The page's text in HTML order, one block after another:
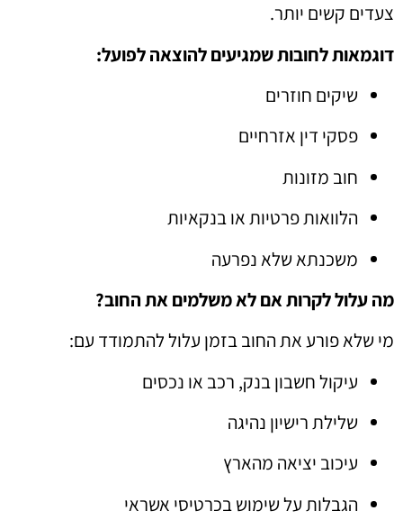
צעדים קשים יותר.
דוגמאות לחובות שמגיעים להוצאה לפועל:
שיקים חוזרים
פסקי דין אזרחיים
חוב מזונות
הלוואות פרטיות או בנקאיות
משכנתא שלא נפרעה
מה עלול לקרות אם לא משלמים את החוב?
מי שלא פורע את החוב בזמן עלול להתמודד עם:
עיקול חשבון בנק, רכב או נכסים
שלילת רישיון נהיגה
עיכוב יציאה מהארץ
הגבלות על שימוש בכרטיסי אשראי